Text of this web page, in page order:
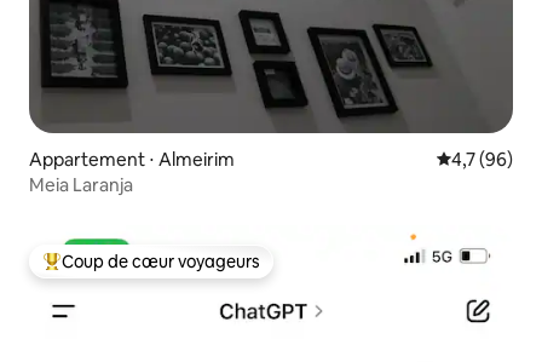
Appartement ⋅ Almeirim Évaluation
4,7 (96)
Meia Laranja
Coups de cœur voyageurs les plus appréciés
Coup de cœur voyageurs